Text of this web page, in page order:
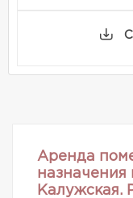
Аренда
назначения
Калужская.